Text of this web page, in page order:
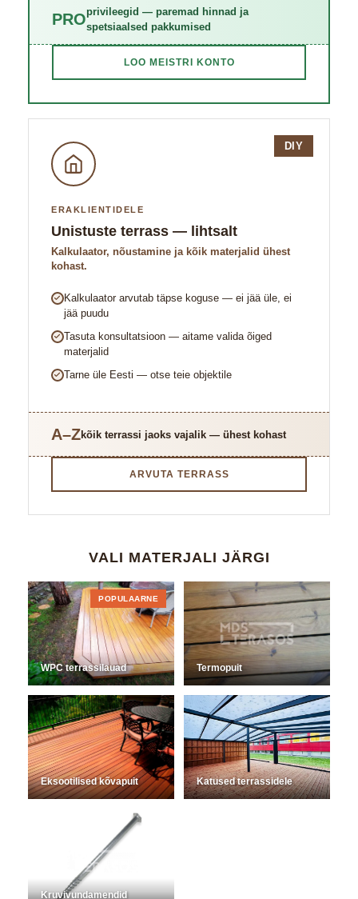
PROprivileegid — paremad hinnad ja
spetsiaalsed pakkumised
LOO MEISTRI KONTO
DIY
ERAKLIENTIDELE
Unistuste terrass — lihtsalt
Kalkulaator, nõustamine ja kõik materjalid ühest
kohast.
Kalkulaator arvutab täpse koguse — ei jää üle, ei
jää puudu
Tasuta konsultatsioon — aitame valida õiged
materjalid
Tarne üle Eesti — otse teie objektile
A–Zkõik terrassi jaoks vajalik — ühest kohast
ARVUTA TERRASS
VALI MATERJALI JÄRGI
WPC terrassilauad
POPULAARNE
Termopuit
Eksootilised kõvapuit Katused terrassidele
Kruvivundamendid